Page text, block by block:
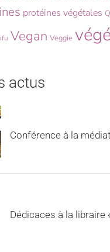
protéines végétales
Vegan Veggie
actus
Conférence à la
Dédicaces à la libraire